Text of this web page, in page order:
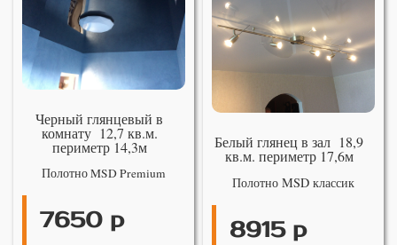
Черный глянцевый в
комнату 12,7 кв.м.
периметр 14,3м
Полотно MSD Premium
7650 р
Белый глянец в зал 18,9
кв.м. периметр 17,6м
Полотно MSD классик
8915 р